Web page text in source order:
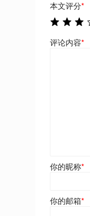
本文评分*
评论内容*
你的昵称*
你的邮箱*